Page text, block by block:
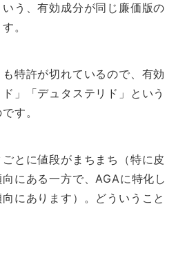
う、有効成分が同じ廉価版の
。
特許が切れているので、有効
」「デュタステリド」という
す。
とに値段がまちまち（特に皮
にある一方で、AGAに特化し
にあります）。どういうこと